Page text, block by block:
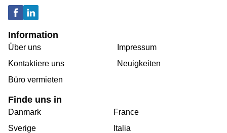
Information
Über uns
Kontaktiere uns
Büro vermieten
Impressum
Neuigkeiten
Finde uns in
Danmark
Sverige
France
Italia